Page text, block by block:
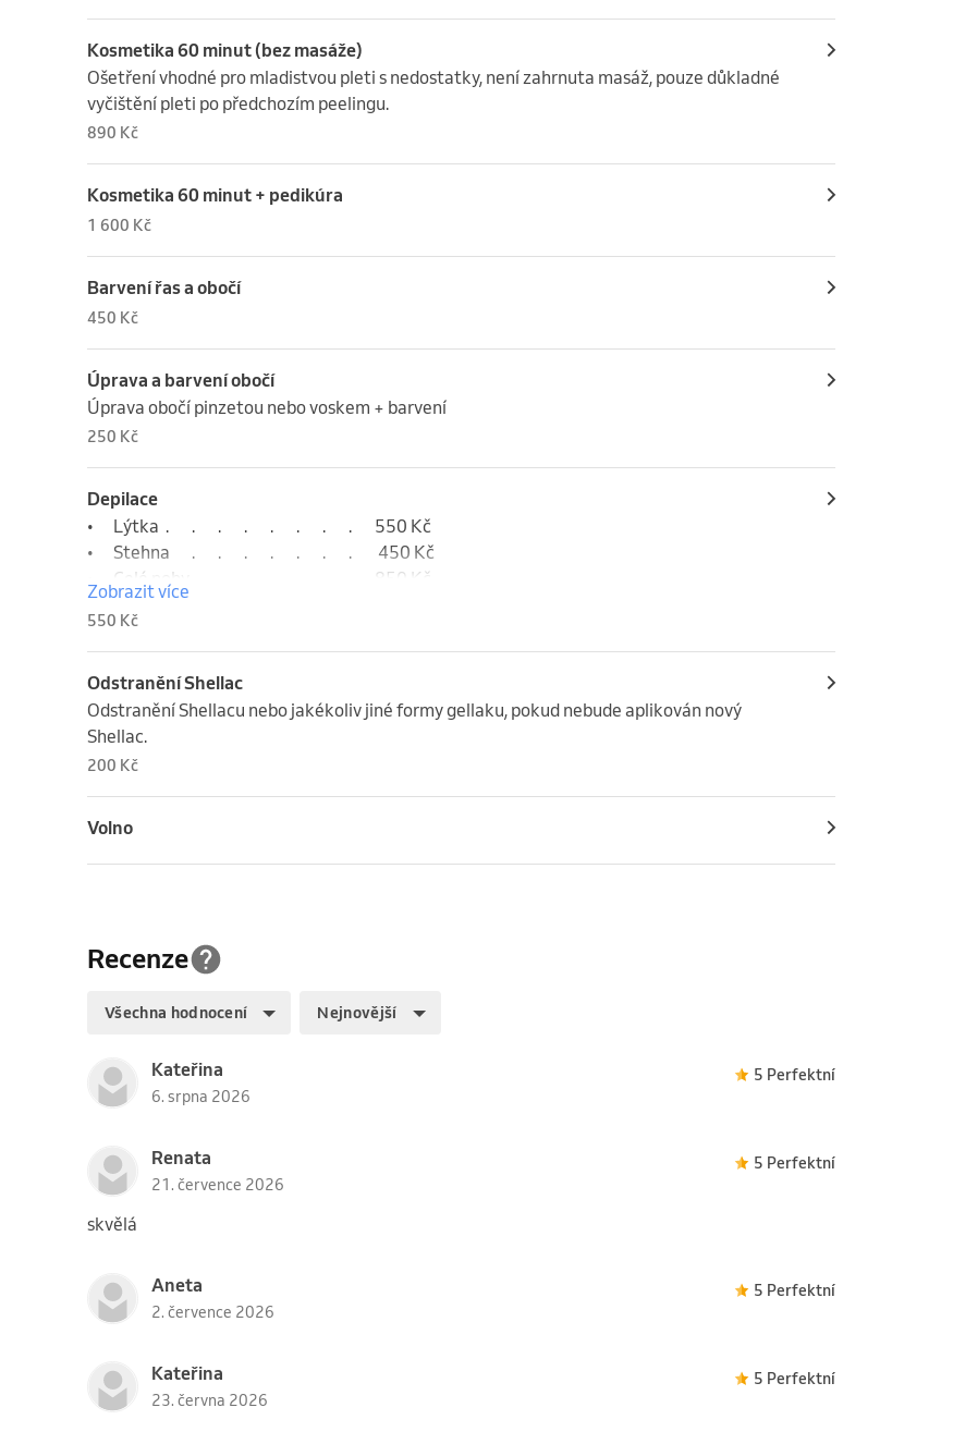
Kosmetika 60 minut (bez masáže)
Ošetření vhodné pro mladistvou pleti s nedostatky, není zahrnuta masáž, pouze důkladné
vyčištění pleti po předchozím peelingu.
890 Kč
Kosmetika 60 minut + pedikúra
1 600 Kč
Barvení řas a obočí
450 Kč
Úprava a barvení obočí
Úprava obočí pinzetou nebo voskem + barvení
250 Kč
Depilace
•	Lýtka	.	.	.	.	.	.	.	.	550 Kč
•	Stehna	.	.	.	.	.	.	.	 450 Kč
•	Třísla	.	.	.	.	.	.	.	.	290 Kč
•	Ruce	.	.	.	.	.	.	.	.	390 Kč
•	Horní ret	.	.	.	.	.	.	.	150 Kč
Zobrazit více
550 Kč
Odstranění Shellac
Odstranění Shellacu nebo jakékoliv jiné formy gellaku, pokud nebude aplikován nový
Shellac.
200 Kč
Volno
Recenze
Všechna hodnocení Nejnovější
Kateřina
6. srpna 2026
5 Perfektní
Renata
21. července 2026
5 Perfektní
skvělá
Aneta
2. července 2026
5 Perfektní
Kateřina
23. června 2026
5 Perfektní